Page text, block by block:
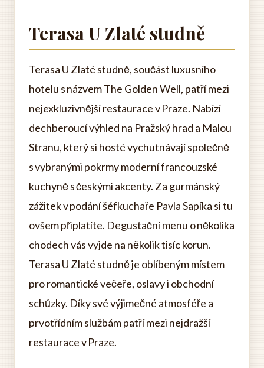
Terasa U Zlaté studně
Terasa U Zlaté studně, součást luxusního
hotelu s názvem The Golden Well, patří mezi
nejexkluzivnější restaurace v Praze. Nabízí
dechberoucí výhled na Pražský hrad a Malou
Stranu, který si hosté vychutnávají společně
s vybranými pokrmy moderní francouzské
kuchyně s českými akcenty. Za gurmánský
zážitek v podání šéfkuchaře Pavla Sapíka si tu
ovšem připlatíte. Degustační menu o několika
chodech vás vyjde na několik tisíc korun.
Terasa U Zlaté studně je oblíbeným místem
pro romantické večeře, oslavy i obchodní
schůzky. Díky své výjimečné atmosféře a
prvotřídním službám patří mezi nejdražší
restaurace v Praze.